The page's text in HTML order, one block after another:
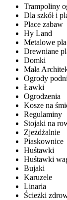
Trampoliny
Dla szkół i
Place zabaw
Hy Land
Metalowe
Drewniane
Domki
Mała
Ogrody
Ławki
Ogrodzenia
Kosze na
Regulaminy
Stojaki na
Zjeżdżalnie
Piaskownice
Huśtawki
Huśtawki
Bujaki
Karuzele
Linaria
Ścieżki